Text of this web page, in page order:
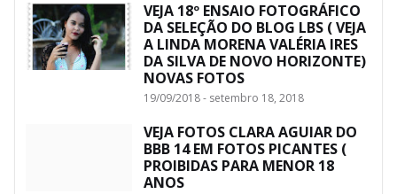
VEJA 18º ENSAIO FOTOGRÁFICO
DA SELEÇÃO DO BLOG LBS ( VEJA
A LINDA MORENA VALÉRIA IRES
DA SILVA DE NOVO HORIZONTE)
NOVAS FOTOS
19/09/2018 - setembro 18, 2018
VEJA FOTOS CLARA AGUIAR DO
BBB 14 EM FOTOS PICANTES (
PROIBIDAS PARA MENOR 18
ANOS